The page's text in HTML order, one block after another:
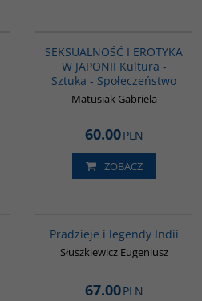
SEKSUALNOŚĆ I EROTYKA
W JAPONII Kultura -
Sztuka - Społeczeństwo
Matusiak Gabriela
60.00PLN
ZOBACZ
Pradzieje i legendy Indii
Słuszkiewicz Eugeniusz
67.00PLN